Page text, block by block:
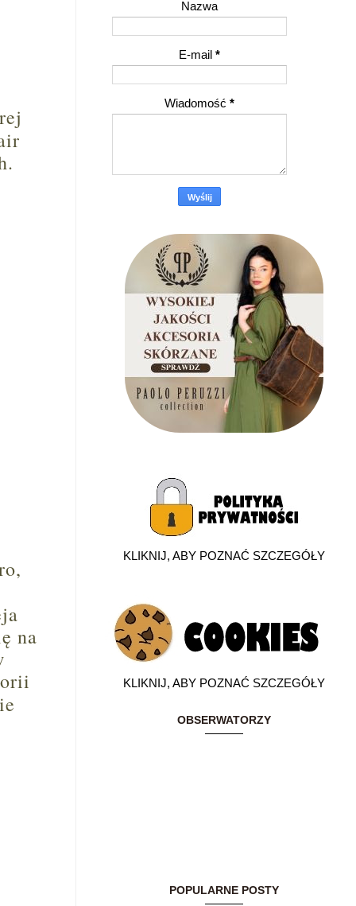
na
Nazwa
E-mail*
Wiadomość*
KLIKNIJ, ABY POZNAĆ SZCZEGÓŁY
KLIKNIJ, ABY POZNAĆ SZCZEGÓŁY
OBSERWATORZY
POPULARNE POSTY